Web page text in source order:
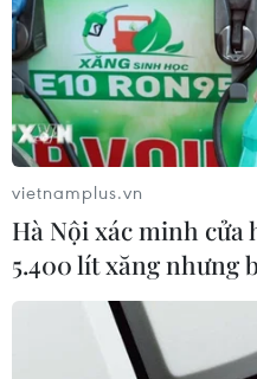
vietnamplus.vn
Hà Nội xác minh cửa
5.400 lít xăng nhưng